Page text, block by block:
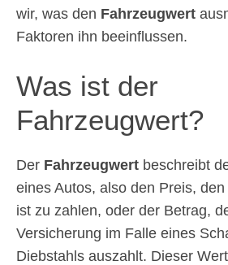
wir, was den Fahrzeugwert
Faktoren ihn beeinflussen.
Was ist der
Fahrzeugwert?
Der Fahrzeugwert beschreibt
eines Autos, also den Preis,
ist zu zahlen, oder der Betrag,
Versicherung im Falle eines
Diebstahls auszahlt. Dieser